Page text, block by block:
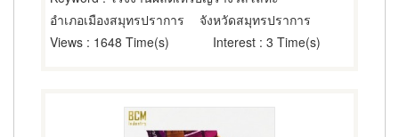
อำเภอเมืองสมุทรปราการ
จังหวัดสมุทรปราการ
Views : 1648 Time(s) Interest : 3 Time(s)